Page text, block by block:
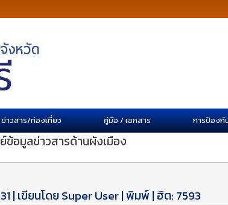
ข่าวสาร/ท่องเที่ยว คู่มือ / เอกสาร การป้องกั
ข้อมูลข่าวสารด้านผังเมือง
|เขียนโดย Super User|พิมพ์ | ฮิต: 7593